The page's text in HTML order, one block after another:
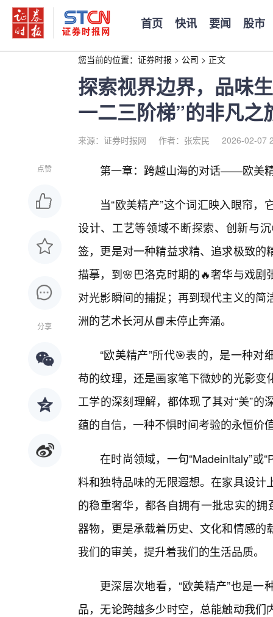
首页 快讯 要闻 股市
您当前的位置： 证券时报 > 公司 > 正文
探索视界边界，品味
一二三阶梯”的非凡之
来源：证券时报网 作者：张宏民 2026-02-07
点赞
分享
第一章：跨越山海的对话——欧美
当“欧美精产”这个词汇映入眼帘
设计、工艺等领域不断探索、创新与
签，更是对一种精益求精、追求极致
描摹，到🌸巴洛克时期的🔥奢华与戏
对光影瞬间的捕捉；再到现代主义的
洲的艺术长河从📘未停止奔涌。
“欧美精产”所代🎯表的，是一种
苟的纹理，还是画家笔下微妙的光影
工学的深刻理解，都体现了其对“美”
蕴的自信，一种不惧时间考验的永恒价
在时尚领域，一句“MadeinItaly”或
料和独特品味的无限遐想。在家具设
的稳重奢华，都各自拥有一批忠实的
器物，更是承载着历史、文化和情感
我们的审美，提升着我们的生活品质。
更深层次地看，“欧美精产”也是
品，无论跨越多少时空，总能触动我